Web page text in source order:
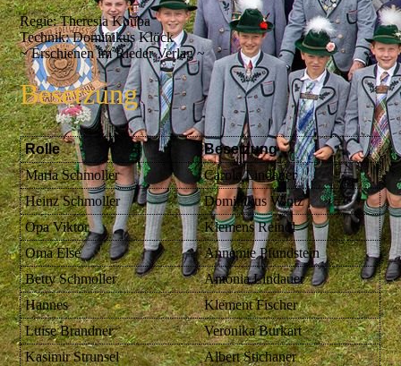
Regie: Theresia Kouba
Technik: Dominikus Klöck
~ Erschienen im Rieder Verlag ~
Besetzung
Rolle
Besetzung
Maria Schmoller
Carola Lindauer
Heinz Schmoller
Dominikus Wintz
Opa Viktor
Klemens Reindl
Oma Else
Annemie Pfundstein
Betty Schmoller
Antonia Lindauer
Hannes
Klement Fischer
Luise Brandner
Veronika Burkart
Kasimir Strunsel
Albert Stichaner